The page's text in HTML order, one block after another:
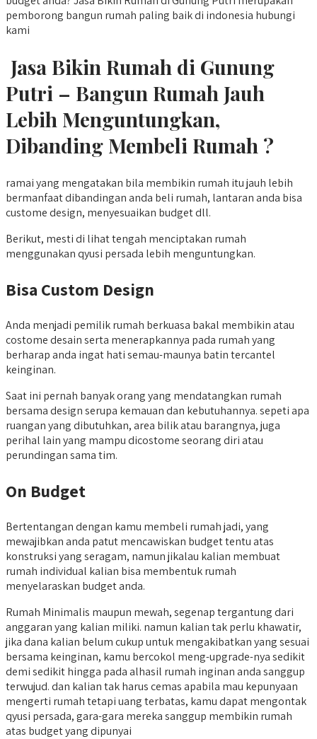
pemborong bangun rumah paling baik di indonesia hubungi
kami
Jasa Bikin Rumah di Gunung
Putri – Bangun Rumah Jauh
Lebih Menguntungkan,
Dibanding Membeli Rumah ?
ramai yang mengatakan bila membikin rumah itu jauh lebih
bermanfaat dibandingan anda beli rumah, lantaran anda bisa
custome design, menyesuaikan budget dll.
Berikut, mesti di lihat tengah menciptakan rumah
menggunakan qyusi persada lebih menguntungkan.
Bisa Custom Design
Anda menjadi pemilik rumah berkuasa bakal membikin atau
costome desain serta menerapkannya pada rumah yang
berharap anda ingat hati semau-maunya batin tercantel
keinginan.
Saat ini pernah banyak orang yang mendatangkan rumah
bersama design serupa kemauan dan kebutuhannya. sepeti apa
ruangan yang dibutuhkan, area bilik atau barangnya, juga
perihal lain yang mampu dicostome seorang diri atau
perundingan sama tim.
On Budget
Bertentangan dengan kamu membeli rumah jadi, yang
mewajibkan anda patut mencawiskan budget tentu atas
konstruksi yang seragam, namun jikalau kalian membuat
rumah individual kalian bisa membentuk rumah
menyelaraskan budget anda.
Rumah Minimalis maupun mewah, segenap tergantung dari
anggaran yang kalian miliki. namun kalian tak perlu khawatir,
jika dana kalian belum cukup untuk mengakibatkan yang sesuai
bersama keinginan, kamu bercokol meng-upgrade-nya sedikit
demi sedikit hingga pada alhasil rumah inginan anda sanggup
terwujud. dan kalian tak harus cemas apabila mau kepunyaan
mengerti rumah tetapi uang terbatas, kamu dapat mengontak
qyusi persada, gara-gara mereka sanggup membikin rumah
atas budget yang dipunyai